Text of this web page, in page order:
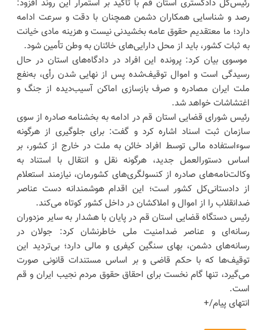
رئیس‌کل دادگستری استان قم با تأکید بر استمرار این روند افزود:
رصد و شناسایی همکاران دشمن همچنان با دقت و سرعت ادامه
دارد؛ ما معتقدیم حقوق عامه بخشیدنی نیست و هزینه مادی خیانت
به ثبات کشور، باید از محل دارایی‌های خائنان به وطن تأمین شود.
موسوی بیان کرد: پرونده این افراد در دادگاه‌های استان در حال
رسیدگی است و اموال توقیف‌‌شده پس از نهایی شدن رأی، به‌نفع
ملت ایران مصادره و صرف بازسازی اماکن آسیب‌دیده از جنگ و
اغتشاشات خواهد شد.
رئیس شورای قضایی استان قم در ادامه به بخشنامه صادره از سوی
سازمان ثبت اسناد اشاره کرد و گفت: برای جلوگیری از هرگونه
سوءاستفاده مالی توسط افراد خائن به ملت در خارج از کشور، بر
اساس دستورالعمل جدید، هرگونه نقل و انتقال با استناد به
وکالت‌نامه‌های صادره از کنسولگری‌های کشورمان، نیازمند استعلام
از دادستانی‌کل کشور است؛ این اقدام هوشمندانه دست عناصر
ضدانقلاب را از اموال و املاکشان در داخل کشور کوتاه می‌کند.
رئیس دستگاه قضایی استان قم در پایان با هشدار به سایر مزدوران
رسانه‌ای و عناصر ضدامنیت ملی خاطرنشان کرد: جولان در
رسانه‌های دشمن، بهای سنگین کیفری و مالی دارد؛ بی‌تردید این
توقیف‌ها که با حکم قاضی و بر اساس مستندات قانونی صورت
می‌گیرد، تنها گام نخست برای احقاق حقوق مردم نجیب ایران و قم
است.
انتهای پیام/+